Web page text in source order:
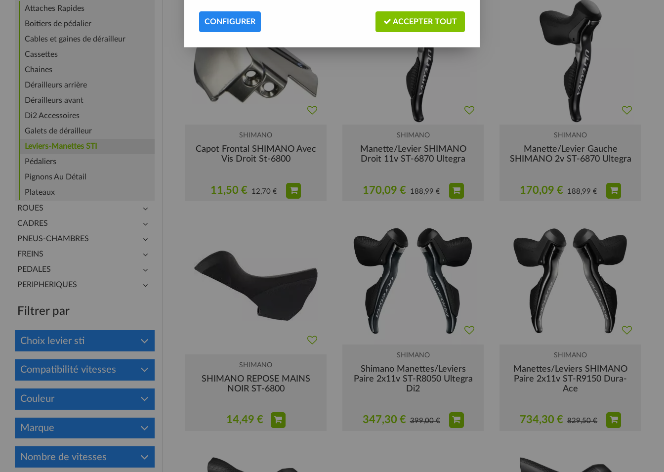
Attaches Rapides
Boitiers de pédalier
Cables et gaines de dérailleur
Cassettes
Chaines
Dérailleurs arrière
Dérailleurs avant
Di2 Accessoires
Galets de dérailleur
Leviers-Manettes STI
Pédaliers
Pignons Au Détail
Plateaux
ROUES
CADRES
PNEUS-CHAMBRES
FREINS
PEDALES
PERIPHERIQUES
Filtrer par
Choix levier sti
Compatibilité vitesses
Couleur
Marque
Nombre de vitesses
SHIMANO
Capot Frontal SHIMANO Avec
Vis Droit St-6800
11,50 € 12,70 €
SHIMANO
Manette/Levier SHIMANO
Droit 11v ST-6870 Ultegra
170,09 € 188,99 €
SHIMANO
Manette/Levier Gauche
SHIMANO 2v ST-6870 Ultegra
170,09 € 188,99 €
SHIMANO
SHIMANO REPOSE MAINS
NOIR ST-6800
14,49 €
SHIMANO
Shimano Manettes/Leviers
Paire 2x11v ST-R8050 Ultegra
Di2
347,30 € 399,00 €
SHIMANO
Manettes/Leviers SHIMANO
Paire 2x11v ST-R9150 Dura-
Ace
734,30 € 829,50 €
CONFIGURER ACCEPTER TOUT